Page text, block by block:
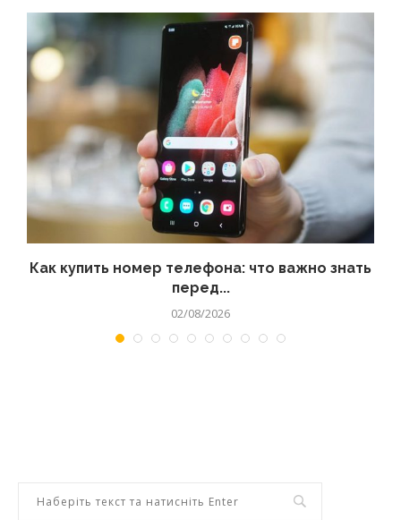
Как купить номер телефона: что важно знать
перед...
02/08/2026